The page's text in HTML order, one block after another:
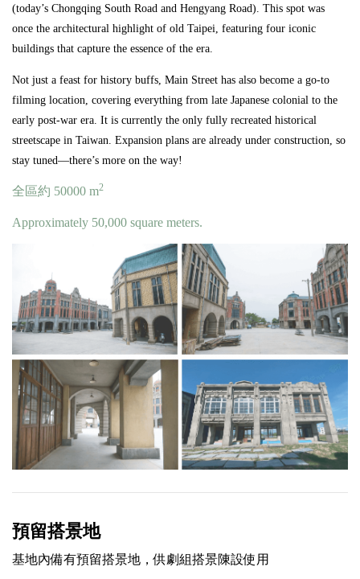
(today’s Chongqing South Road and Hengyang Road). This spot was
once the architectural highlight of old Taipei, featuring four iconic
buildings that capture the essence of the era.
Not just a feast for history buffs, Main Street has also become a go-to
filming location, covering everything from late Japanese colonial to the
early post-war era. It is currently the only fully recreated historical
streetscape in Taiwan. Expansion plans are already under construction, so
stay tuned—there’s more on the way!
全區約 50000 m2
Approximately 50,000 square meters.
預留搭景地
基地內備有預留搭景地，供劇組搭景陳設使用